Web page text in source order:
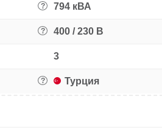
? 794 кВА
? 400 / 230 В
3
? Турция